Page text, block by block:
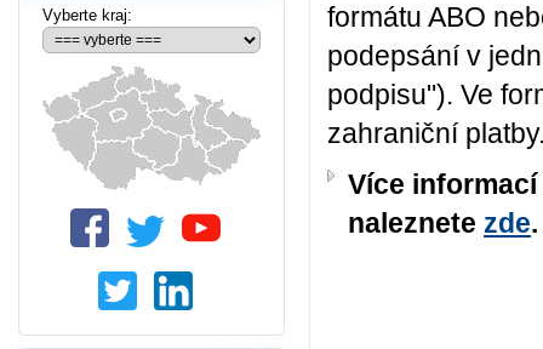
formátu ABO
podepsání v
podpisu"). Ve
zahraniční
Více
naleznete zde.
Vyberte kraj: